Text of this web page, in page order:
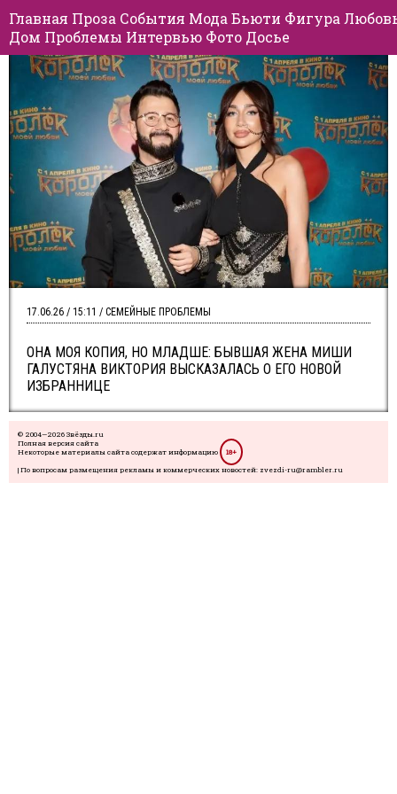
Главная Проза События Мода Бьюти Фигура
Дом Проблемы Интервью Фото Досье
ОНА МОЯ КОПИЯ, НО МЛАДШЕ: БЫВШАЯ ЖЕНА МИШИ
ГАЛУСТЯНА ВИКТОРИЯ ВЫСКАЗАЛАСЬ О ЕГО НОВОЙ
ИЗБРАННИЦЕ
17.06.26 / 15:11 / СЕМЕЙНЫЕ ПРОБЛЕМЫ
© 2004—2026 Звёзды.ru
Полная версия сайта
Некоторые материалы сайта содержат информацию
18+
| По вопросам размещения рекламы и коммерческих новостей: zvezdi-ru@rambler.ru